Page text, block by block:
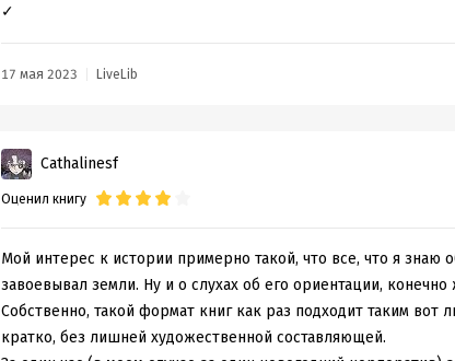
✓
17 мая 2023 LiveLib
Cathalinesf
Оценил книгу
Мой интерес к истории примерно такой, что все, что я знаю
завоевывал земли. Ну и о слухах об его ориентации, конечно
Собственно, такой формат книг как раз подходит таким вот
кратко, без лишней художественной составляющей.